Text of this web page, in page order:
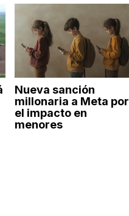
Nueva sanción
millonaria a Meta por
el impacto en
menores